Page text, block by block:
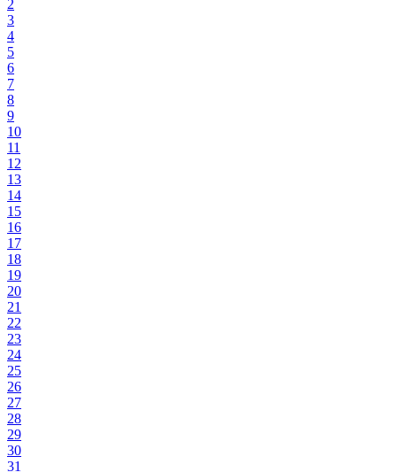
2
3
4
5
6
7
8
9
10
11
12
13
14
15
16
17
18
19
20
21
22
23
24
25
26
27
28
29
30
31